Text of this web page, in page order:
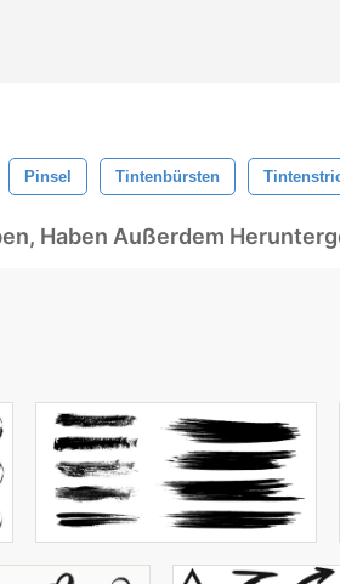
Pinsel Tintenbürsten
Haben Außerdem